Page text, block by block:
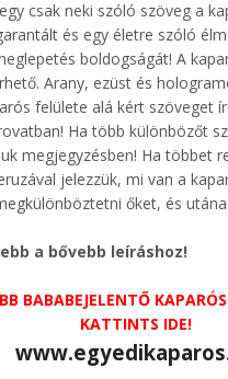
csak neki szóló szöveg a
és egy életre szóló
boldogságát! A
Arany, ezüst és
felülete alá kért szöveget
Ha több különbözőt
megjegyzésben! Ha többet
jelezzük, mi van a
őket, és
a bővebb leíráshoz!
BABABEJELENTŐ KAPARÓS
KATTINTS IDE!